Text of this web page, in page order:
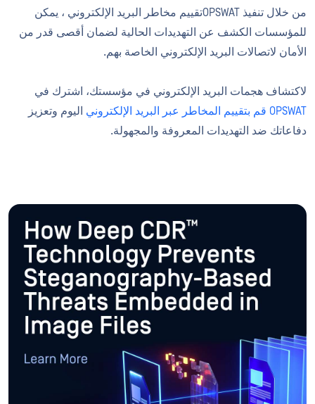
من خلال تنفيذ OPSWATتقييم مخاطر البريد الإلكتروني ، يمكن
للمؤسسات الكشف عن التهديدات الحالية لضمان أقصى قدر من
الأمان لاتصالات البريد الإلكتروني الخاصة بهم.
لاكتشاف هجمات البريد الإلكتروني في مؤسستك، اشترك في
OPSWAT قم بتقييم المخاطر عبر البريد الإلكتروني
اليوم وتعزيز
دفاعاتك ضد التهديدات المعروفة والمجهولة.